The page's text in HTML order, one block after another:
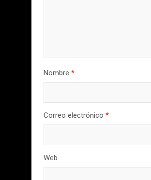
Nombre*
Correo electrónico*
Web